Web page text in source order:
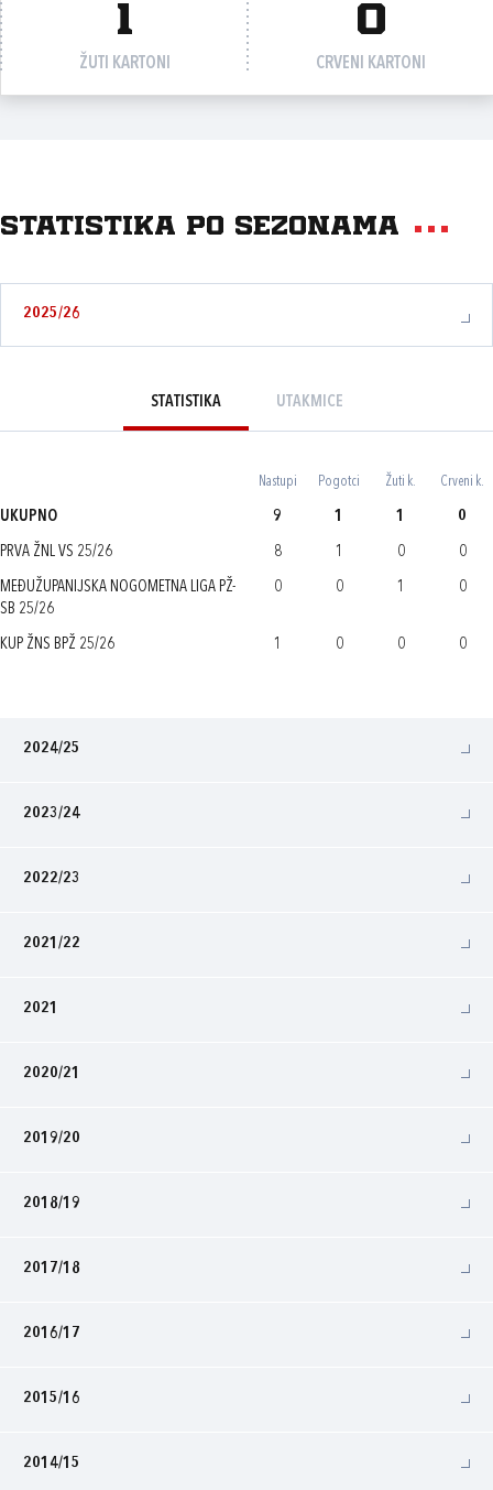
1
ŽUTI KARTONI
0
CRVENI KARTONI
Statistika po sezonama
2025/26
STATISTIKA UTAKMICE
Nastupi Pogotci Žuti k. Crveni k.
UKUPNO 9 1 1 0
PRVA ŽNL VS 25/26 8 1 0 0
MEĐUŽUPANIJSKA NOGOMETNA LIGA PŽ-
SB 25/26
0 0 1 0
KUP ŽNS BPŽ 25/26 1 0 0 0
2024/25
2023/24
2022/23
2021/22
2021
2020/21
2019/20
2018/19
2017/18
2016/17
2015/16
2014/15